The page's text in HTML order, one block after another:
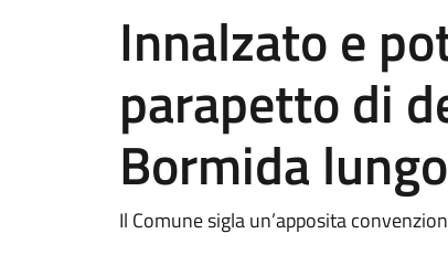
Innalzato e
parapetto di
Bormida
Il Comune sigla un’apposita